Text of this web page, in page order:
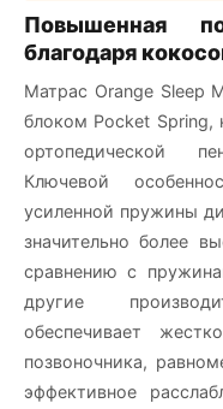
Повышенная
благодаря
Матрас Orange Sleep
блоком Pocket Spring,
ортопедической
Ключевой
усиленной пружины
значительно более
сравнению с
другие
обеспечивает
позвоночника,
эффективное